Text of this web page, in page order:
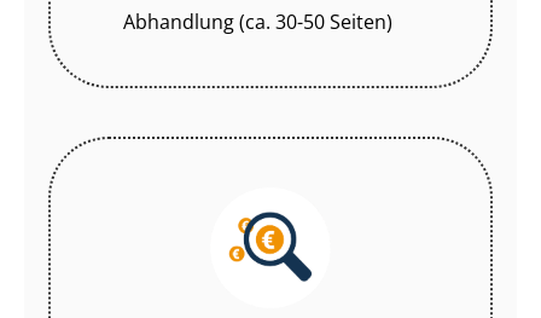
Abhandlung (ca. 30-50 Seiten)